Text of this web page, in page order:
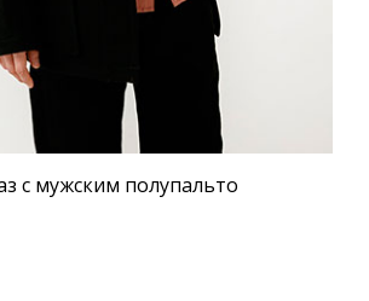
с мужским полупальто